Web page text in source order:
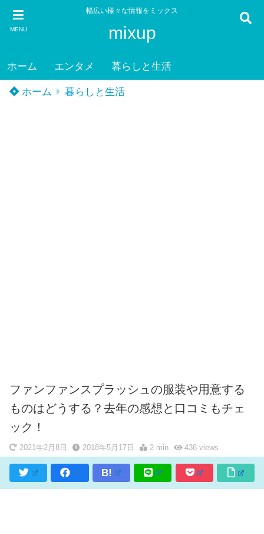
MENU
幅広い様々な情報をミックス
mixup
ホーム エンタメ 暮らしと生活
ホーム 暮らしと生活
ファンファンスプラッシュの服装や用意する
ものはどうする？去年の感想と口コミもチェ
ック！
2021年2月8日 2018年5月17日 2 min 436views
B!